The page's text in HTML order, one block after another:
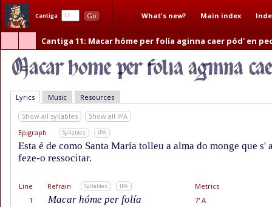
Cantiga Go What's new? Main index
Cantiga 11: Macar hóme per folía aginna caer pód' en
Lyrics Music Resources
Show all syllables
Show all IPA
Epigraph
Syllables IPA
Esta é de como Santa María tolleu a alma do monge que s'
feze-o ressocitar.
Line Refrain Syllables IPA
Metrics
1
Macar hóme per folía
7' A